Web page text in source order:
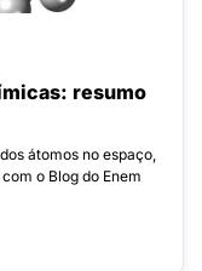
resumo
átomos no espaço,
o Blog do Enem